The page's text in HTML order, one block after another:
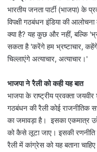
भारतीय जनता पार्टी (भाजपा) के
विपक्षी गठबंधन इंडिया की
क्या है? यह कुछ और नहीं, बल्कि
सकता है 'करेंगे हम भ्रष्टाचार, कहेंगे
चिल्लाएंगे अत्याचार, अत्याचार।'
भाजपा ने रैली को कही यह बात
भाजपा के राष्ट्रीय प्रवक्ता
गठबंधन की रैली कोई राजनीतिक
का जमावड़ा है। इसका एकमात्र
को कैसे लूटा जाए। इसकी रणनीति
रैली में कांग्रेस को यह बताना